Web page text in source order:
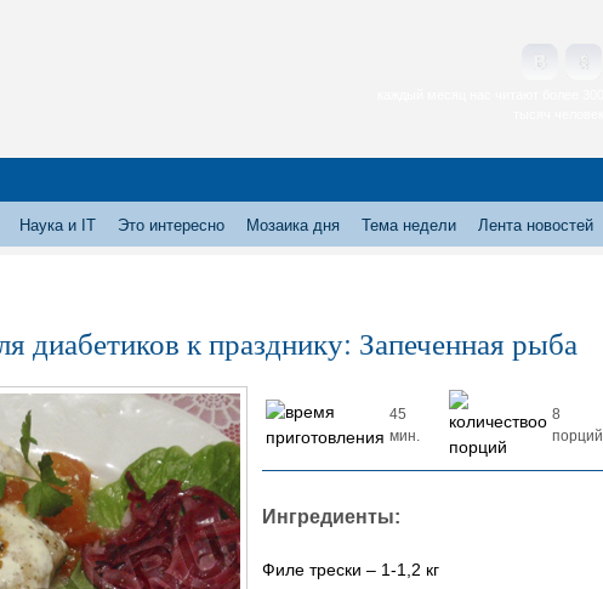
Наука и IT Это интересно Мозаика дня Тема недели Лента новостей
диабетиков к празднику: Запеченная рыба
45
мин.
8
порций
Ингредиенты:
Филе трески – 1-1,2 кг